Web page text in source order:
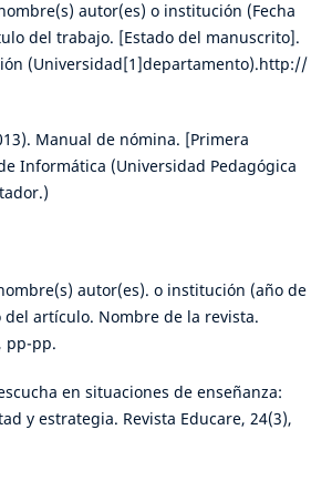
autor(es) o institución (Fecha
del trabajo. [Estado del manuscrito].
(Universidad[1]departamento).http://
Manual de nómina. [Primera
Informática (Universidad Pedagógica
autor(es). o institución (año de
artículo. Nombre de la revista.
pp-pp.
en situaciones de enseñanza:
y estrategia. Revista Educare, 24(3),